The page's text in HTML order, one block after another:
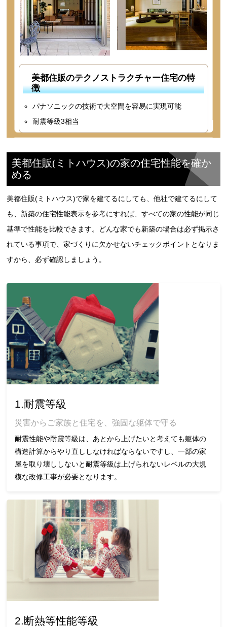
美都住販のテクノストラクチャー住宅の特
徴
パナソニックの技術で大空間を容易に実現可能
耐震等級3相当
美都住販(ミトハウス)の家の住宅性能を確か
める
美都住販(ミトハウス)で家を建てるにしても、他社で建てるにして
も、新築の住宅性能表示を参考にすれば、すべての家の性能が同じ
基準で性能を比較できます。どんな家でも新築の場合は必ず掲示さ
れている事項で、家づくりに欠かせないチェックポイントとなりま
すから、必ず確認しましょう。
1.耐震等級
災害からご家族と住宅を、強固な躯体で守る
耐震性能や耐震等級は、あとから上げたいと考えても躯体の
構造計算からやり直ししなければならないですし、一部の家
屋を取り壊ししないと耐震等級は上げられないレベルの大規
模な改修工事が必要となります。
2.断熱等性能等級